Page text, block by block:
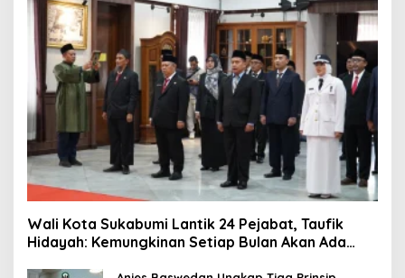
Wali Kota Sukabumi Lantik 24 Pejabat, Taufik
Hidayah: Kemungkinan Setiap Bulan Akan Ada